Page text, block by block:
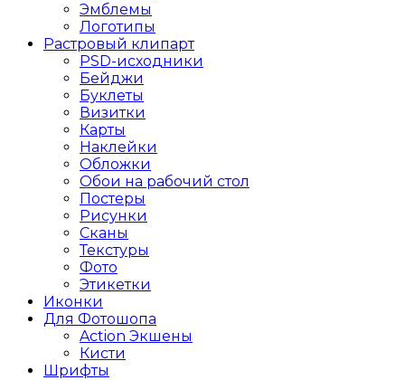
Эмблемы
Логотипы
Растровый клипарт
PSD-исходники
Бейджи
Буклеты
Визитки
Карты
Наклейки
Обложки
Обои на рабочий стол
Постеры
Рисунки
Сканы
Текстуры
Фото
Этикетки
Иконки
Для Фотошопа
Action Экшены
Кисти
Шрифты